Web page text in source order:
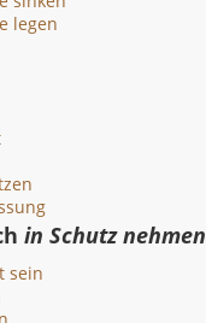
legen
in Schutz nehmen
sein